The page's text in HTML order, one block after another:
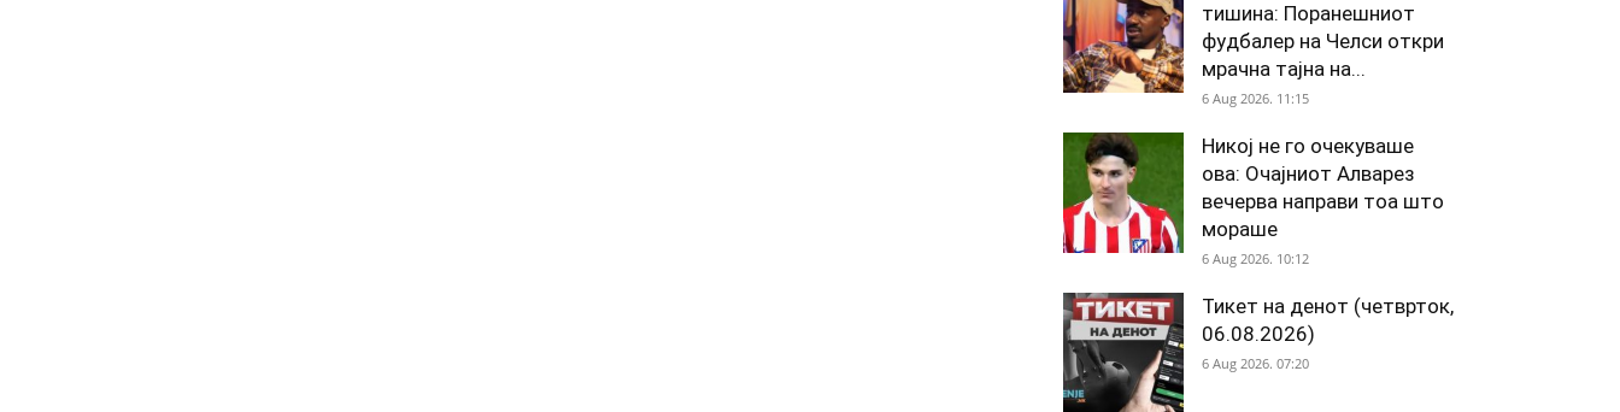
тишина: Поранешниот
фудбалер на Челси откри
мрачна тајна на...
6 Aug 2026. 11:15
Никој не го очекуваше
ова: Очајниот Алварез
вечерва направи тоа што
мораше
6 Aug 2026. 10:12
Тикет на денот (четврток,
06.08.2026)
6 Aug 2026. 07:20